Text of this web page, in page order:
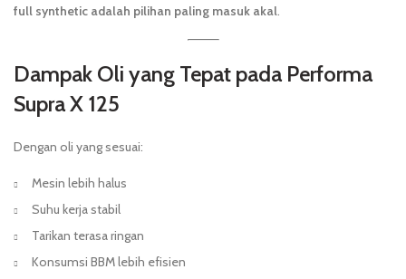
full synthetic adalah pilihan paling masuk akal.
Dampak Oli yang Tepat pada Performa
Supra X 125
Dengan oli yang sesuai:
Mesin lebih halus
Suhu kerja stabil
Tarikan terasa ringan
Konsumsi BBM lebih efisien